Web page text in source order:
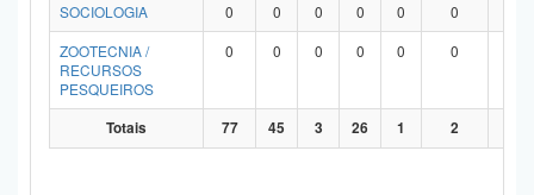
SOCIOLOGIA
0 0 0 0 0 0
ZOOTECNIA /
RECURSOS
PESQUEIROS
0 0 0 0 0 0
Totais 77 45 3 26 1 2